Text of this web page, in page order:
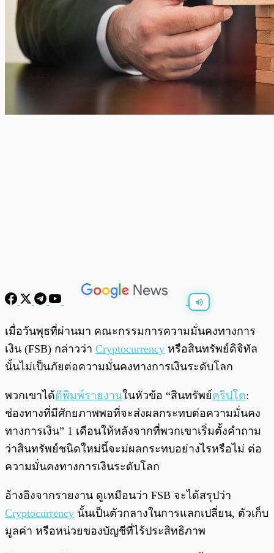
พร้อมเล่น
เมื่อวันพุธที่ผ่านมา คณะกรรมการความมั่นคงทางการ
เงิน (FSB) กล่าวว่า Cryptocurrency หรือสินทรัพย์ดิจิทัล
นั้นไม่เป็นภัยต่อความมั่นคงทางการเงินระดับโลก
พวกเขาได้ตีพิมพ์รายงานในหัวข้อ “สินทรัพย์คริปโต:
ช่องทางที่มีศักยภาพพอที่จะส่งผลกระทบต่อความมั่นคง
ทางการเงิน” 1 เดือนให้หลังจากที่พวกเขาเริ่มตั้งคำถาม
ว่าสินทรัพย์ชนิดใหม่นี้จะม่ผลกระทบอย่างไรหรือไม่ ต่อ
ความมั่นคงทางการเงินระดับโลก
อ้างอิงจากรายงาน ดูเหมือนว่า FSB จะได้สรุปว่า
Cryptocurrency นั้นเป็นตัวกลางในการแลกเปลี่ยน, ตัวเก็บ
มูลค่า หรือหน่วยของบัญชีที่ไร้ประสิทธิภาพ